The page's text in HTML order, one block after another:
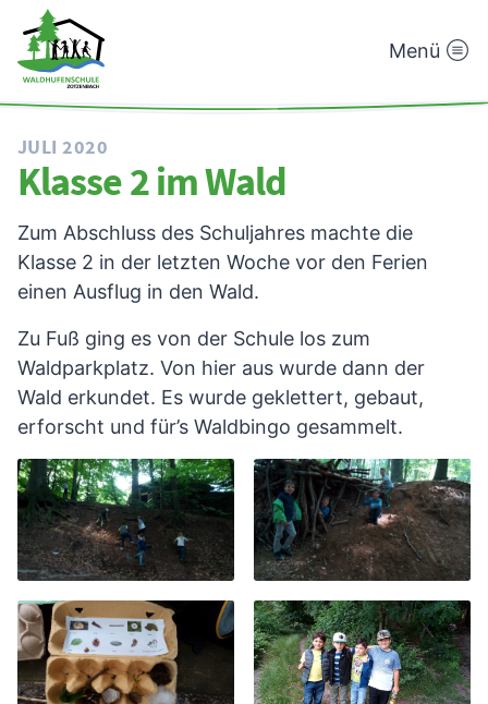
Waldhufenschule
Menü
JULI 2020
Klasse 2 im Wald
Zum Abschluss des Schuljahres machte die
Klasse 2 in der letzten Woche vor den Ferien
einen Ausflug in den Wald.
Zu Fuß ging es von der Schule los zum
Waldparkplatz. Von hier aus wurde dann der
Wald erkundet. Es wurde geklettert, gebaut,
erforscht und für’s Waldbingo gesammelt.